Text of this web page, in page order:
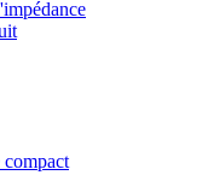
compact